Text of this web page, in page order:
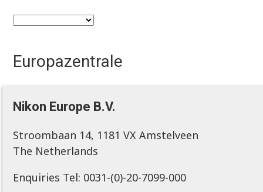
Europazentrale
Nikon Europe B.V.
Stroombaan 14, 1181 VX Amstelveen
The Netherlands
Enquiries Tel: 0031-(0)-20-7099-000